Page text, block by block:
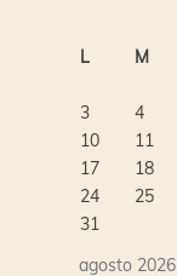
agosto 2026
L M
3
4
10
11
17
18
24
25
31